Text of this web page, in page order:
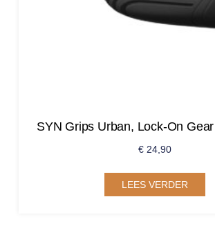
SYN Grips Urban, Lock-On
€ 24,90
LEES VERDER